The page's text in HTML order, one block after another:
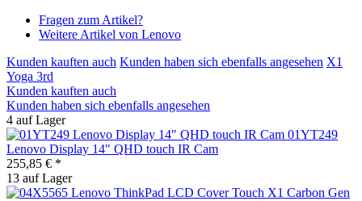
Fragen zum Artikel?
Weitere Artikel von Lenovo
Kunden kauften auch Kunden haben sich ebenfalls angesehen X1
Yoga 3rd
Kunden kauften auch
Kunden haben sich ebenfalls angesehen
4 auf Lager
01YT249
Lenovo Display 14" QHD touch IR Cam
255,85 € *
13 auf Lager